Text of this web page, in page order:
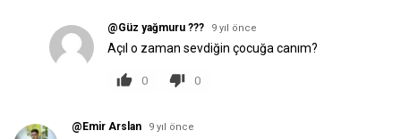
@Güz yağmuru ??? 9 yıl önce
Açıl o zaman sevdiğin çocuğa canım?
0 0
@Emir Arslan 9 yıl önce